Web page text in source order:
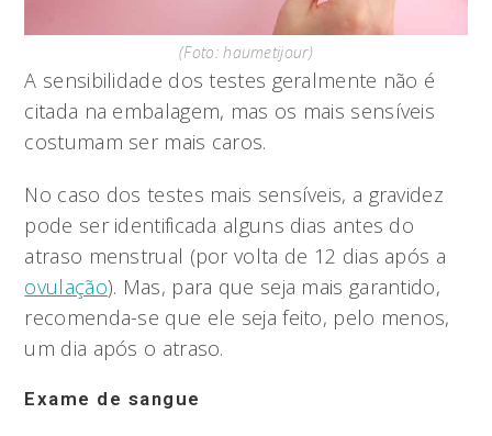
(Foto: haumetijour)
A sensibilidade dos testes geralmente não é
citada na embalagem, mas os mais sensíveis
costumam ser mais caros.
No caso dos testes mais sensíveis, a gravidez
pode ser identificada alguns dias antes do
atraso menstrual (por volta de 12 dias após a
ovulação). Mas, para que seja mais garantido,
recomenda-se que ele seja feito, pelo menos,
um dia após o atraso.
Exame de sangue